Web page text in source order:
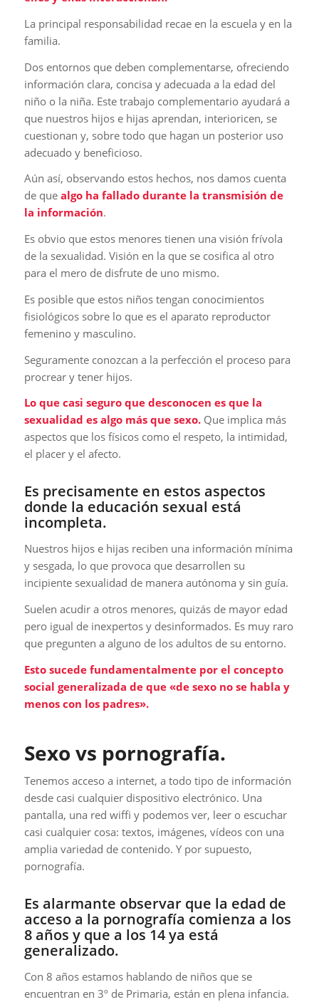
La principal responsabilidad recae en la escuela y en la
familia.
Dos entornos que deben complementarse, ofreciendo
información clara, concisa y adecuada a la edad del
niño o la niña. Este trabajo complementario ayudará a
que nuestros hijos e hijas aprendan, interioricen, se
cuestionan y, sobre todo que hagan un posterior uso
adecuado y beneficioso.
Aún así, observando estos hechos, nos damos cuenta
de quealgo ha fallado durante la transmisión de
la información.
Es obvio que estos menores tienen una visión frívola
de la sexualidad. Visión en la que se cosifica al otro
para el mero de disfrute de uno mismo.
Es posible que estos niños tengan conocimientos
fisiológicos sobre lo que es el aparato reproductor
femenino y masculino.
Seguramente conozcan a la perfección el proceso para
procrear y tener hijos.
Lo que casi seguro que desconocen es que la
sexualidad es algo más que sexo.Que implica más
aspectos que los físicos como el respeto, la intimidad,
el placer y el afecto.
Es precisamente en estos aspectos
donde la educación sexual está
incompleta.
Nuestros hijos e hijas reciben una información mínima
y sesgada, lo que provoca que desarrollen su
incipiente sexualidad de manera autónoma y sin guía.
Suelen acudir a otros menores, quizás de mayor edad
pero igual de inexpertos y desinformados. Es muy raro
que pregunten a alguno de los adultos de su entorno.
Esto sucede fundamentalmente por el concepto
social generalizada de que «de sexo no se habla y
menos con los padres».
Sexo vs pornografía.
Tenemos acceso a internet, a todo tipo de información
desde casi cualquier dispositivo electrónico. Una
pantalla, una red wiffi y podemos ver, leer o escuchar
casi cualquier cosa: textos, imágenes, vídeos con una
amplia variedad de contenido. Y por supuesto,
pornografía.
Es alarmante observar que la edad de
acceso a la pornografía comienza a los
8 años y que a los 14 ya está
generalizado.
Con 8 años estamos hablando de niños que se
encuentran en 3º de Primaria, están en plena infancia.